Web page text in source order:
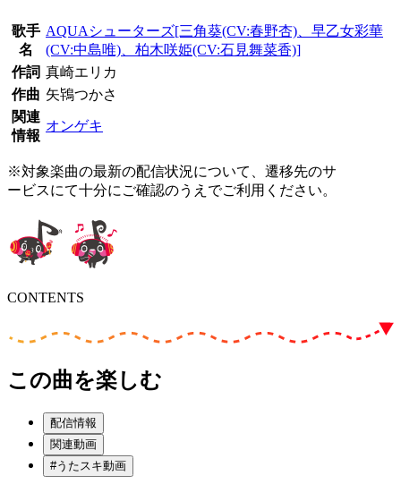
歌手
名
AQUAシューターズ[三角葵(CV:春野杏)、早乙女彩華
(CV:中島唯)、柏木咲姫(CV:石見舞菜香)]
作詞 真崎エリカ
作曲 矢鴇つかさ
関連
情報
オンゲキ
※対象楽曲の最新の配信状況について、遷移先のサ
ービスにて十分にご確認のうえでご利用ください。
CONTENTS
この曲を楽しむ
配信情報
関連動画
#うたスキ動画